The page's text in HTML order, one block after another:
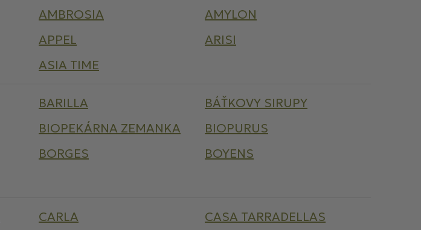
AMBROSIA
AMYLON
APPEL
ARISI
ASIA TIME
BARILLA
BÁŤKOVY SIRUPY
BIOPEKÁRNA ZEMANKA
BIOPURUS
BORGES
BOYENS
CARLA
CASA TARRADELLAS